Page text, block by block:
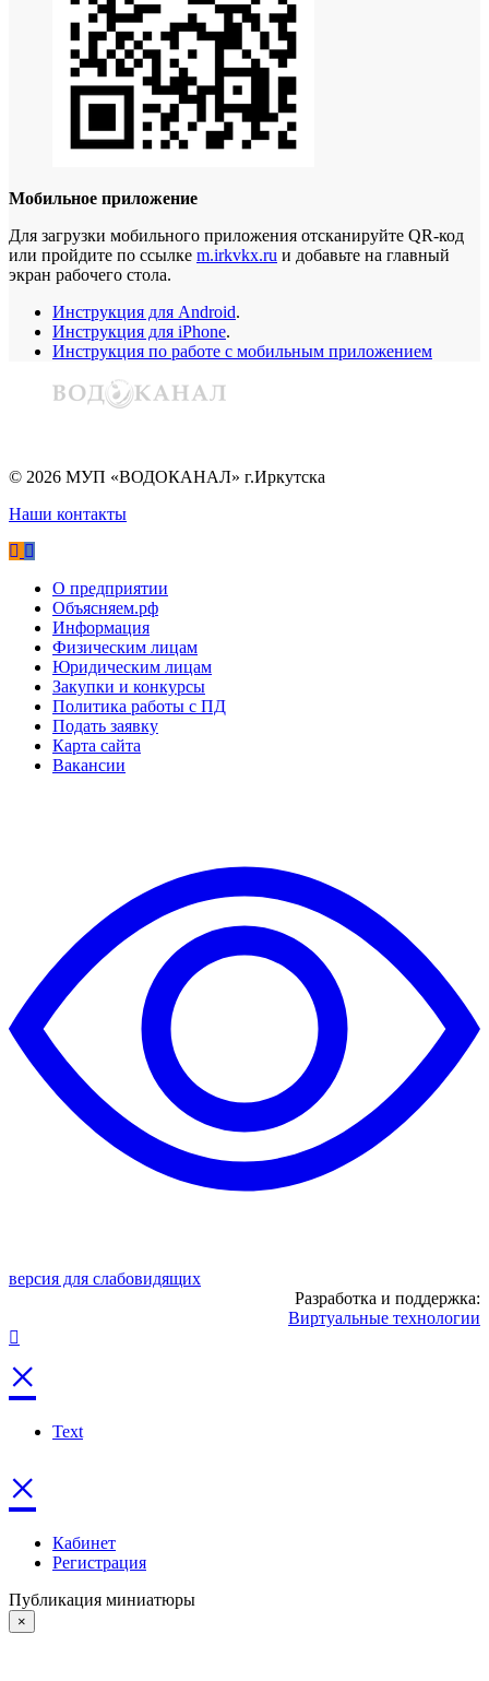
Мобильное приложение
Для загрузки мобильного приложения отсканируйте QR-код
или пройдите по ссылке m.irkvkx.ru и добавьте на главный
экран рабочего стола.
Инструкция для Android.
Инструкция для iPhone.
Инструкция по работе с мобильным приложением
© 2026 МУП «ВОДОКАНАЛ» г.Иркутска
Наши контакты
О предприятии
Объясняем.рф
Информация
Физическим лицам
Юридическим лицам
Закупки и конкурсы
Политика работы с ПД
Подать заявку
Карта сайта
Вакансии
версия для слабовидящих
Разработка и поддержка:
Виртуальные технологии
×
Text
×
Кабинет
Регистрация
Публикация миниатюры
×